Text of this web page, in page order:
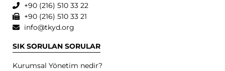
+90 (216) 510 33 22
+90 (216) 510 33 21
info@tkyd.org
SIK SORULAN SORULAR
Kurumsal Yönetim nedir?